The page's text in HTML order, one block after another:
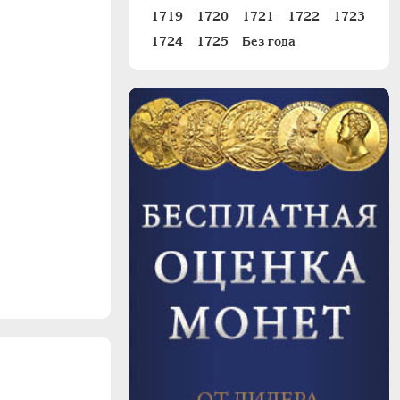
1719
1720 1721 1722
1723
1724
1725 Без года